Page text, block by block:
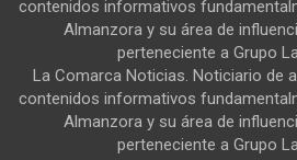
contenidos informativos
Almanzora y su área de
perteneciente a Grupo
La Comarca Noticias. Noticiario de
contenidos informativos
Almanzora y su área de
perteneciente a Grupo